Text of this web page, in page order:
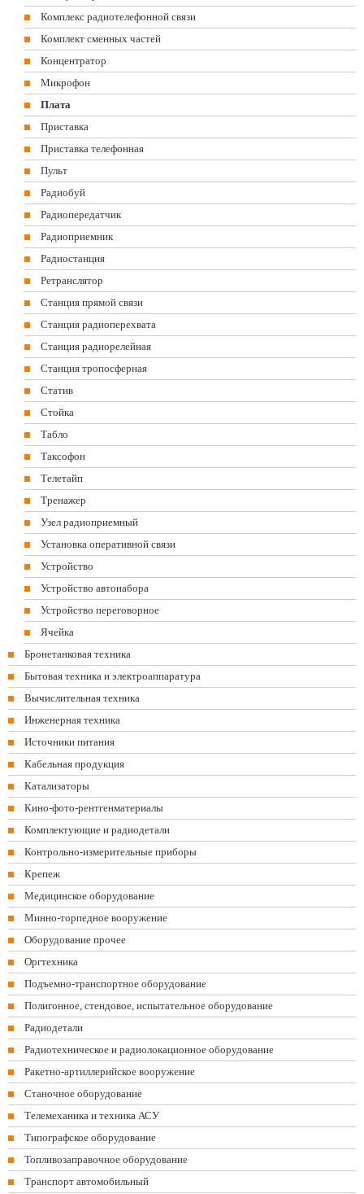
Комплекс радиотелефонной связи
Комплект сменных частей
Концентратор
Микрофон
Плата
Приставка
Приставка телефонная
Пульт
Радиобуй
Радиопередатчик
Радиоприемник
Радиостанция
Ретранслятор
Станция прямой связи
Станция радиоперехвата
Станция радиорелейная
Станция тропосферная
Статив
Стойка
Табло
Таксофон
Телетайп
Тренажер
Узел радиоприемный
Установка оперативной связи
Устройство
Устройство автонабора
Устройство переговорное
Ячейка
Бронетанковая техника
Бытовая техника и электроаппаратура
Вычислительная техника
Инженерная техника
Источники питания
Кабельная продукция
Катализаторы
Кино-фото-рентгенматериалы
Комплектующие и радиодетали
Контрольно-измерительные приборы
Крепеж
Медицинское оборудование
Минно-торпедное вооружение
Оборудование прочее
Оргтехника
Подъемно-транспортное оборудование
Полигонное, стендовое, испытательное оборудование
Радиодетали
Радиотехническое и радиолокационное оборудование
Ракетно-артиллерийское вооружение
Станочное оборудование
Телемеханика и техника АСУ
Типографское оборудование
Топливозаправочное оборудование
Транспорт автомобильный